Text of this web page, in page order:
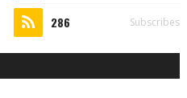
286 Subscribes